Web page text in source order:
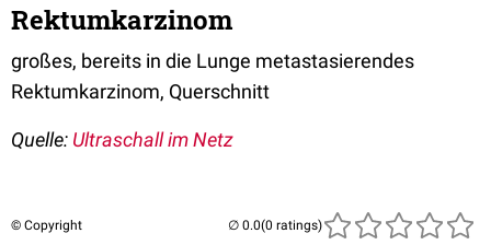
Rektumkarzinom
großes, bereits in die Lunge metastasierendes
Rektumkarzinom, Querschnitt
Quelle: Ultraschall im Netz
© Copyright (0 ratings)